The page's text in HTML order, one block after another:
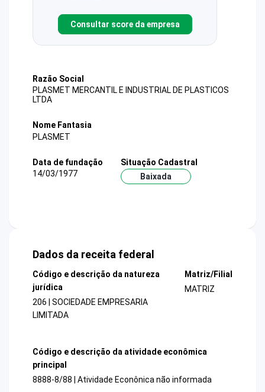
Consultar score da empresa
Razão Social
PLASMET MERCANTIL E INDUSTRIAL DE PLASTICOS
LTDA
Nome Fantasia
PLASMET
Data de fundação
14/03/1977
Situação Cadastral
Baixada
Dados da receita federal
Código e descrição da natureza
jurídica
206 | SOCIEDADE EMPRESARIA
LIMITADA
Matriz/Filial
MATRIZ
Código e descrição da atividade econômica
principal
8888-8/88 | Atividade Econônica não informada